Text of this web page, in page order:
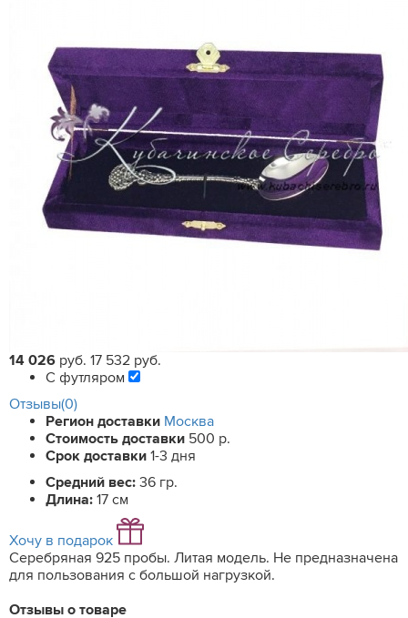
14 026 руб. 17 532 руб.
С футляром
Отзывы(0)
Регион доставки Москва
Стоимость доставки 500 р.
Срок доставки 1-3 дня
Средний вес: 36 гр.
Длина: 17 см
Хочу в подарок
Серебряная 925 пробы. Литая модель. Не предназначена
для пользования с большой нагрузкой.
Отзывы о товаре